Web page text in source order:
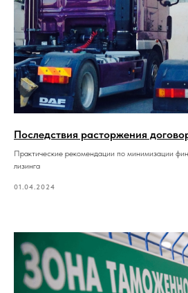
Последствия расторжения
Практические рекомендации по минимизации
лизинга
01.04.2024